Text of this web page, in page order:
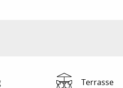
Terrasse